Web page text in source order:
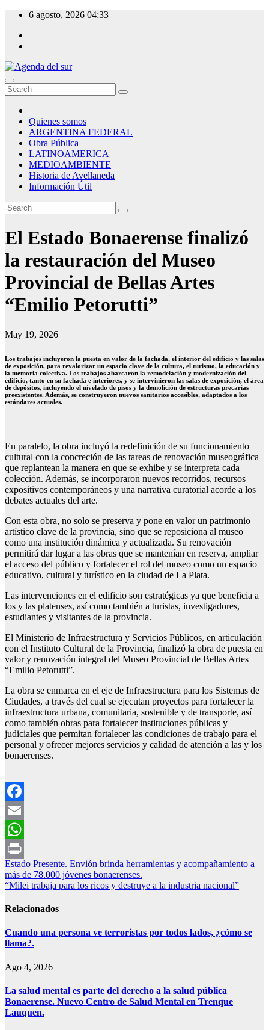
Skip
content
6 agosto, 2026 04:33
Agenda del sur
Quienes somos
ARGENTINA FEDERAL
Obra Pública
LATINOAMERICA
MEDIOAMBIENTE
Historia de Avellaneda
Información Útil
El Estado Bonaerense finalizó
la restauración del Museo
Provincial de Bellas Artes
“Emilio Petorutti”
May 19, 2026
Los trabajos incluyeron la puesta en valor de la fachada, el interior del edificio y las salas
de exposición, para revalorizar un espacio clave de la cultura, el turismo, la educación y
la memoria colectiva. Los trabajos abarcaron la remodelación y modernización del
edificio, tanto en su fachada e interiores, y se intervinieron las salas de exposición, el área
de depósitos, incluyendo el nivelado de pisos y la demolición de estructuras precarias
preexistentes. Además, se construyeron nuevos sanitarios accesibles, adaptados a los
estándares actuales.
En paralelo, la obra incluyó la redefinición de su funcionamiento
cultural con la concreción de las tareas de renovación museográfica
que replantean la manera en que se exhibe y se interpreta cada
colección. Además, se incorporaron nuevos recorridos, recursos
expositivos contemporáneos y una narrativa curatorial acorde a los
debates actuales del arte.
Con esta obra, no solo se preserva y pone en valor un patrimonio
artístico clave de la provincia, sino que se reposiciona al museo
como una institución dinámica y actualizada. Su renovación
permitirá dar lugar a las obras que se mantenían en reserva, ampliar
el acceso del público y fortalecer el rol del museo como un espacio
educativo, cultural y turístico en la ciudad de La Plata.
Las intervenciones en el edificio son estratégicas ya que beneficia a
los y las platenses, así como también a turistas, investigadores,
estudiantes y visitantes de la provincia.
El Ministerio de Infraestructura y Servicios Públicos, en articulación
con el Instituto Cultural de la Provincia, finalizó la obra de puesta en
valor y renovación integral del Museo Provincial de Bellas Artes
“Emilio Petorutti”.
La obra se enmarca en el eje de Infraestructura para los Sistemas de
Ciudades, a través del cual se ejecutan proyectos para fortalecer la
infraestructura urbana, comunitaria, sostenible y de transporte, así
como también obras para fortalecer instituciones públicas y
judiciales que permitan fortalecer las condiciones de trabajo para el
personal y ofrecer mejores servicios y calidad de atención a las y los
bonaerenses.
Facebook
Email
WhatsApp
Print
Navegación
de
Estado Presente. Envión brinda herramientas y acompañamiento a
más de 78.000 jóvenes bonaerenses.
“Milei trabaja para los ricos y destruye a la industria nacional”
Relacionados
Cuando una persona ve terroristas por todos lados, ¿cómo se
llama?.
Ago 4, 2026
La salud mental es parte del derecho a la salud pública
Bonaerense. Nuevo Centro de Salud Mental en Trenque
Lauquen.